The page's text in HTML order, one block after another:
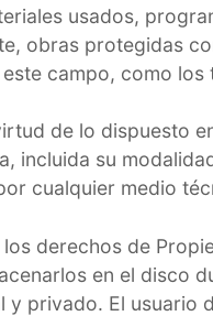
usados,
obras protegidas
campo, como
de lo dispuesto
incluida su
cualquier medio
derechos de
en el disco
y privado. El